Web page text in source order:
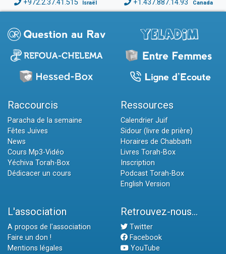
+972.2.37.41.515 Israël +1.437.887.14.93 Canada
Raccourcis
Paracha de la semaine
Fêtes Juives
News
Cours Mp3-Vidéo
Yéchiva Torah-Box
Dédicacer un cours
Ressources
Calendrier Juif
Sidour (livre de prière)
Horaires de Chabbath
Livres Torah-Box
Inscription
Podcast Torah-Box
English Version
L'association
A propos de l'association
Faire un don !
Mentions légales
Retrouvez-nous...
Twitter
Facebook
YouTube